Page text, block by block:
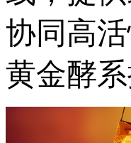
协同高
黄金酵